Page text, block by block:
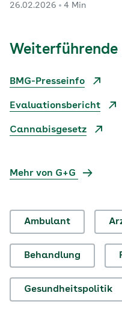
Gesundheitsausschuss
Änderungen, wie Gina
26.02.2026 4 Min
Weiterführende
BMG-Presseinfo
Evaluationsbericht
Cannabisgesetz
Mehr von G+G
Ambulant
Behandlung
Gesundheitspolitik